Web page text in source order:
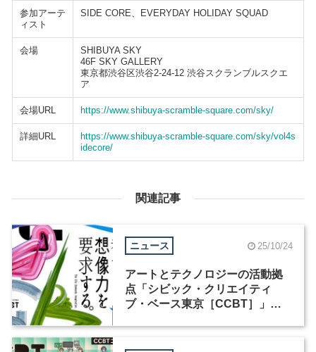
参加アーテ
ィスト
SIDE CORE、EVERYDAY HOLIDAY SQUAD
会場
SHIBUYA SKY
46F SKY GALLERY
東京都渋谷区渋谷2-24-12 渋谷スクランブルスクエ
ア
会場URL https://www.shibuya-scramble-square.com/sky/
詳細URL
https://www.shibuya-scramble-square.com/sky/vol4s
idecore/
関連記事
ニュース 25/10/24
アートとテクノロジーの活動拠
点「シビック・クリエイティ
ブ・ベース東京［CCBT］」が